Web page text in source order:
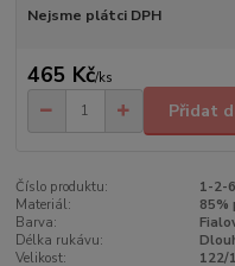
Nejsme plátci DPH
465 Kč/ks
Přidat
Číslo produktu:
1-2-
Materiál:
85%
Barva:
Délka rukávu:
Velikost:
122/